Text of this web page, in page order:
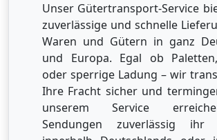
Unser Gütertransport-Service
zuverlässige und schnelle
Waren und Gütern in ganz
und Europa. Egal ob
oder sperrige Ladung – wir
Ihre Fracht sicher und
unserem Service
Sendungen zuverlässig